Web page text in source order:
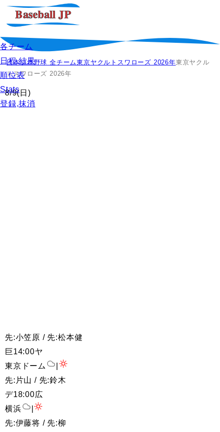
各チーム
日程,結果
順位表
Stats
登録,抹消
日本プロ野球 全チーム東京ヤクルトスワローズ 2026年東京ヤクル
トスワローズ 2026年
8/9(日)
先:小笠原 / 先:松本健
巨14:00ヤ
東京ドーム
先:片山 / 先:鈴木
デ18:00広
横浜
先:伊藤将 / 先:柳